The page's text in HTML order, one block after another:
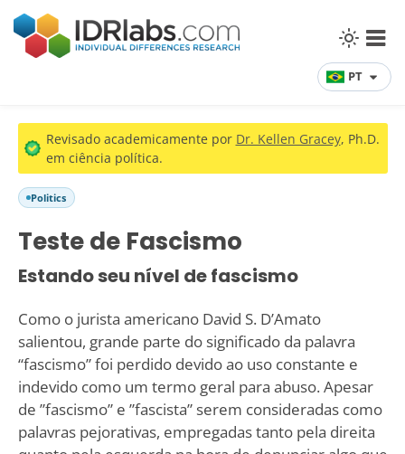
PT
Revisado academicamente por Dr. Kellen Gracey, Ph.D.
em ciência política.
Politics
Teste de Fascismo
Estando seu nível de fascismo
Como o jurista americano David S. D’Amato
salientou, grande parte do significado da palavra
“fascismo” foi perdido devido ao uso constante e
indevido como um termo geral para abuso. Apesar
de ”fascismo” e ”fascista” serem consideradas como
palavras pejorativas, empregadas tanto pela direita